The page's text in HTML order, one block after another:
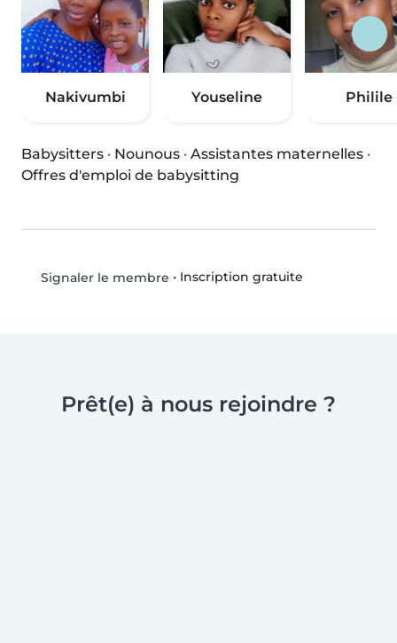
Nakivumbi Youseline Philile
Babysitters · Nounous · Assistantes maternelles ·
Offres d'emploi de babysitting
Signaler le membre • Inscription gratuite
Prêt(e) à nous rejoindre ?